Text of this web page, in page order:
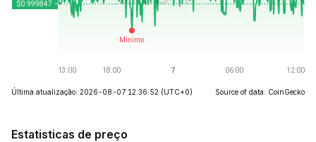
Última atualização: 2026-08-07 12:36:52 (UTC+0) Source of data: CoinGecko
Estatisticas de preço